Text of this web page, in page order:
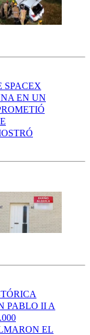
SPACEX
EN UN
PABLO II A
EL